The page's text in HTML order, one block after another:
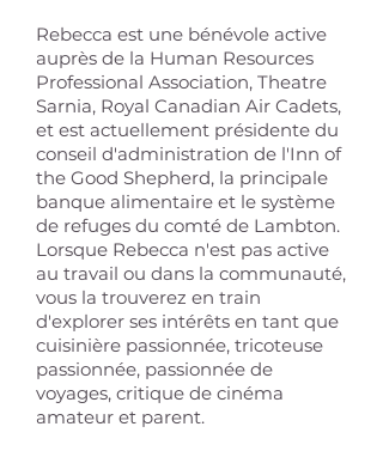
Rebecca est une bénévole active
auprès de la Human Resources
Professional Association, Theatre
Sarnia, Royal Canadian Air Cadets,
et est actuellement présidente du
conseil d'administration de l'Inn of
the Good Shepherd, la principale
banque alimentaire et le système
de refuges du comté de Lambton.
Lorsque Rebecca n'est pas active
au travail ou dans la communauté,
vous la trouverez en train
d'explorer ses intérêts en tant que
cuisinière passionnée, tricoteuse
passionnée, passionnée de
voyages, critique de cinéma
amateur et parent.